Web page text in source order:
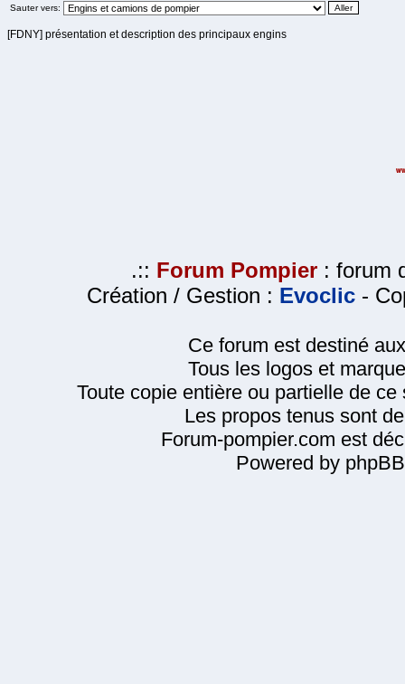
Sauter vers:
[FDNY] présentation et description des principaux engins
.:: Forum Pompier : forum
Création / Gestion : Evoclic -
Ce forum est destiné
Tous les logos et
Toute copie entière ou partielle de
Les propos tenus sont
Forum-pompier.com est
Powered by